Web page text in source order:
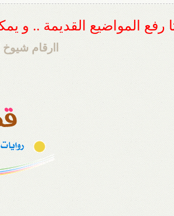
رفع المواضيع القديمة ..
اارقام شيوخ